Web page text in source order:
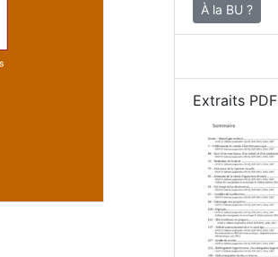
À la BU ?
Extraits PDF